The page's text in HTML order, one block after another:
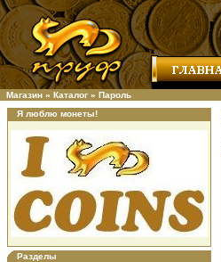
Магазин » Каталог » Пароль
Я люблю монеты!
Разделы